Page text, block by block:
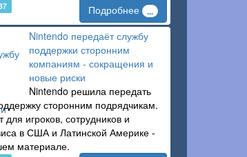
Подробнее ...
Nintendo передаёт службу
поддержки сторонним
компаниям - сокращения и
новые риски
Nintendo решила передать
сторонним подрядчикам.
для игроков, сотрудников и
в США и Латинской Америке -
материале.